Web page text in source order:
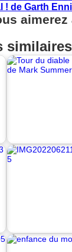
! de Garth
aimerez